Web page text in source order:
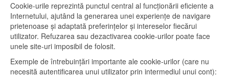
Cookie-urile reprezintă punctul central al funcționării eficiente a
Internetului, ajutând la generarea unei experiențe de navigare
prietenoase și adaptată preferințelor și intereselor fiecărui
utilizator. Refuzarea sau dezactivarea cookie-urilor poate face
unele site-uri imposibil de folosit.
Exemple de întrebuințări importante ale cookie-urilor (care nu
necesită autentificarea unui utilizator prin intermediul unui cont):